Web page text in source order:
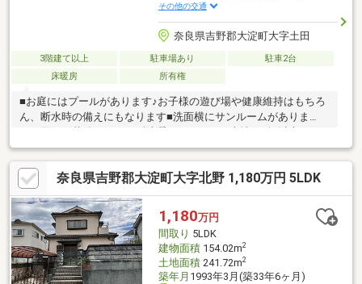
その他の交通
奈良県吉野郡大淀町大字土田
3階建て以上 駐車場あり
駐車2台
床暖房
所有権
■お庭にはプールがあります♪お子様の遊び場や健康維持はもちろ
ん、断水時の備えにもなります■洗面横にサンルームがありま
ＤＫ２０畳以上、駐車２台可、３階建以上、隣家との間隔が大き
い、床暖房、山が見える、陽当り良好、田園風景、プール、EV車
充電設備、トイレ２ヶ所、吹抜け、通風良好、眺望良好、高台に
立地、大型タウン内
奈良県吉野郡大淀町大字北野 1,180万円 5LDK
1,180万円
間取り 5LDK
建物面積154.02m2
土地面積241.72m2
築年月 1993年3月(築33年6ヶ月)